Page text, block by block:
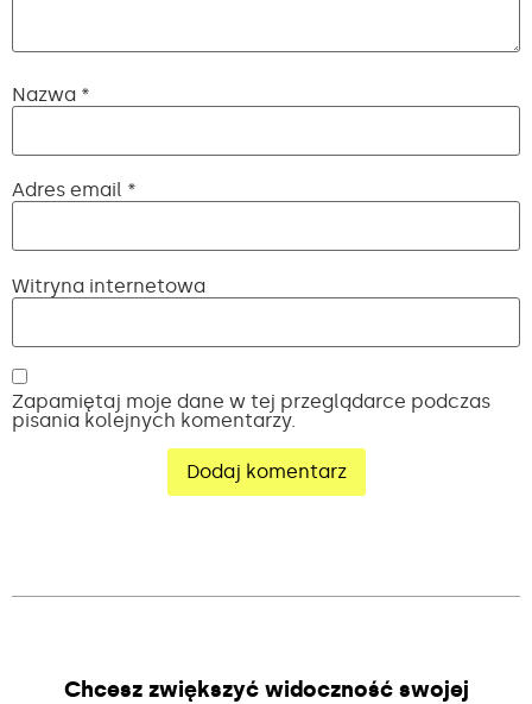
Nazwa *
Adres email *
Witryna internetowa
Zapamiętaj moje dane w tej przeglądarce podczas
pisania kolejnych komentarzy.
Chcesz zwiększyć widoczność swojej